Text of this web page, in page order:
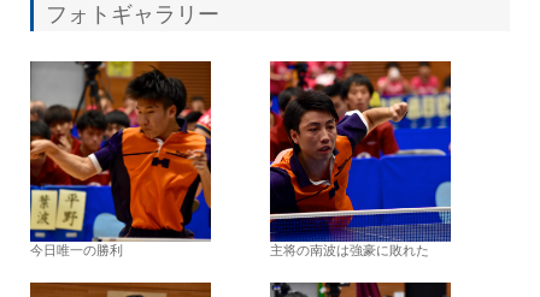
フォトギャラリー
今日唯一の勝利 主将の南波は強豪に敗れた